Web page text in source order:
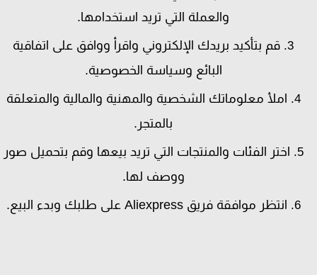
والعملة التي تريد استخدامها.
قم بتأكيد بريدك الإلكتروني واقرأ ووافق على اتفاقية
البائع وسياسة الخصوصية.
املأ معلوماتك الشخصية والمهنية والمالية والمتعلقة
بالمتجر.
اختر الفئات والمنتجات التي تريد بيعها وقم بتحميل صور
ووصف لها.
انتظر موافقة فريق Aliexpress على طلبك وبدء البيع.